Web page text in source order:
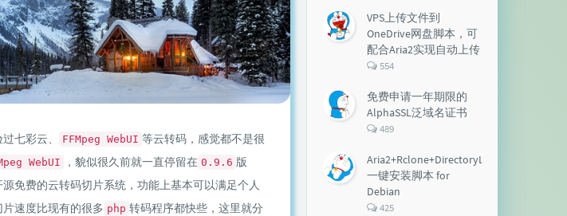
七彩云、 FFMpeg WebUI 等云转码，感觉都不是很
WebUI ，貌似很久前就一直停留在 0.9.6 版
免费的云转码切片系统，功能上基本可以满足个人
片速度比现有的很多 php 转码程序都快些，这里就分
数：
VPS上传文件到
OneDrive网盘脚本，可
配合Aria2实现自动上传
评
数：
554
免费申请一年期限的
AlphaSSL泛域名证书
评
数：
489
Aria2+Rclone+DirectoryLister+Aria2Ng
一键安装脚本 for
Debian
评
425